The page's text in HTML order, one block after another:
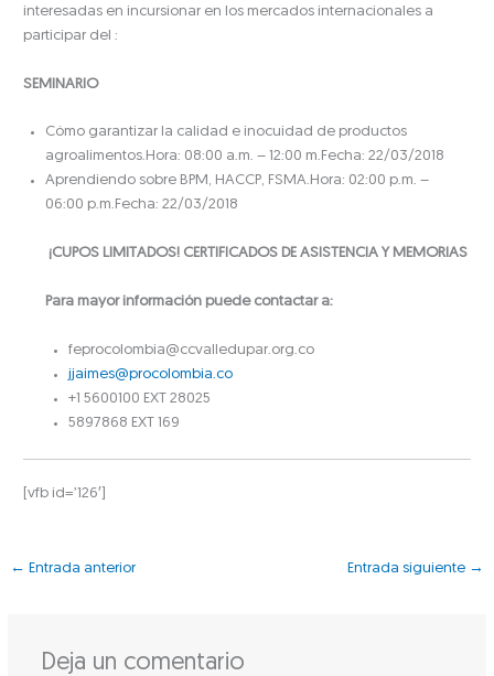
interesadas en incursionar en los mercados internacionales a
participar del :
SEMINARIO
Cómo garantizar la calidad e inocuidad de productos
agroalimentos.Hora: 08:00 a.m. – 12:00 m.Fecha: 22/03/2018
Aprendiendo sobre BPM, HACCP, FSMA.Hora: 02:00 p.m. –
06:00 p.m.Fecha: 22/03/2018
¡CUPOS LIMITADOS! CERTIFICADOS DE ASISTENCIA Y MEMORIAS
Para mayor información puede contactar a:
feprocolombia@ccvalledupar.org.co
jjaimes@procolombia.co
+1 5600100 EXT 28025
5897868 EXT 169
[vfb id=’126′]
← Entrada anterior Entrada siguiente →
Deja un comentario